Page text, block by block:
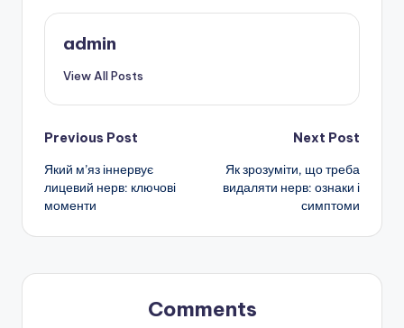
admin
View All Posts
Post
navigation
Previous Post
Який м’яз іннервує
лицевий нерв: ключові
моменти
Next Post
Як зрозуміти, що треба
видаляти нерв: ознаки і
симптоми
Comments